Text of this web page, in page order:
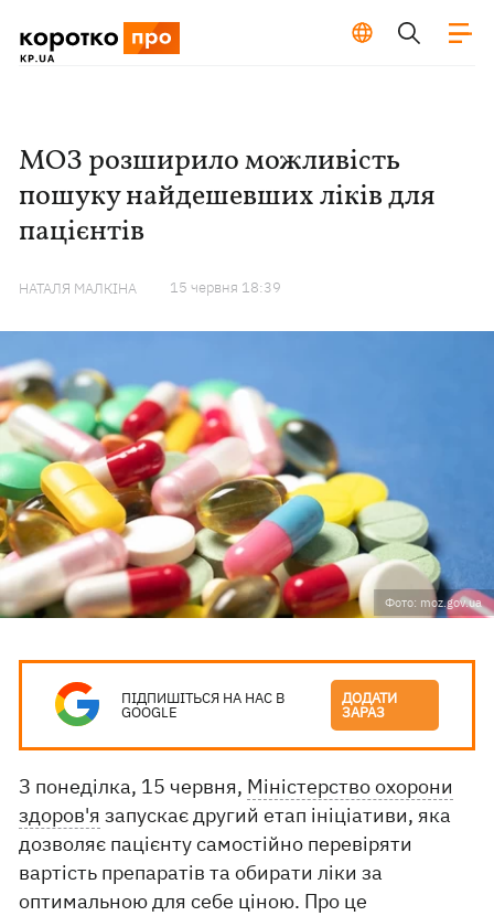
МОЗ розширило можливість
пошуку найдешевших ліків для
пацієнтів
НАТАЛЯ МАЛКІНА 15 червня 18:39
Фото: moz.gov.ua
ПІДПИШІТЬСЯ НА НАС В
GOOGLE
ДОДАТИ
ЗАРАЗ
З понеділка, 15 червня, Міністерство охорони
здоров'я запускає другий етап ініціативи, яка
дозволяє пацієнту самостійно перевіряти
вартість препаратів та обирати ліки за
оптимальною для себе ціною. Про це